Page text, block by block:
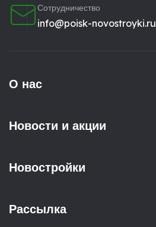
Сотрудничество
info@poisk-novostroyki.ru
О нас
Новости и акции
Новостройки
Рассылка